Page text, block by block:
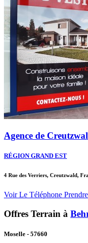
Agence de
RÉGION GRAND EST
4 Rue des Verriers, Creutzwald,
Voir Le Téléphone
Offres Terrain à
Moselle - 57660